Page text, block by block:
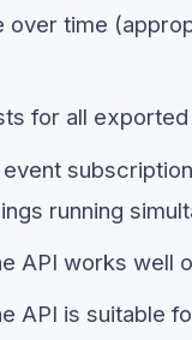
over time
for all
running
API works well
API is suitable